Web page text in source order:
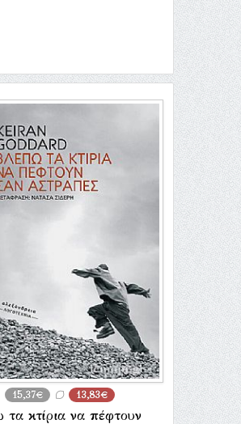
15,37€ 13,83€
τα κτίρια να πέφτουν